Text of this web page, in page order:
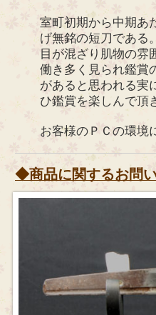
室町初期から中期あ
げ無銘の短刀である
目が混ざり肌物の雰
働き多く見られ鑑賞
があると思われる実
ひ鑑賞を楽しんで頂
お客様のＰＣの環境
◆商品に関するお問